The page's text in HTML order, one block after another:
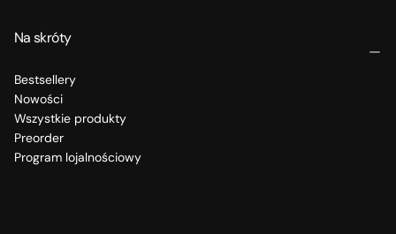
Na skróty
Bestsellery
Nowości
Wszystkie produkty
Preorder
Program lojalnościowy